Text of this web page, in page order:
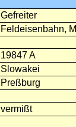
Gefreiter
Feldeisenbahn,
19847 A
Slowakei
Preßburg
vermißt